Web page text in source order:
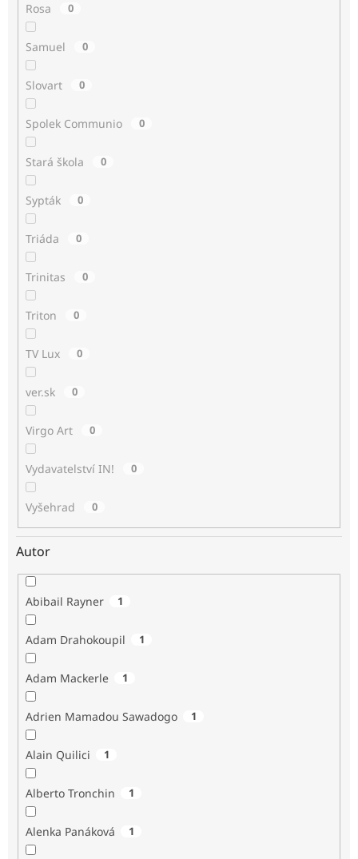
Rosa 0
Samuel 0
Slovart 0
Spolek Communio 0
Stará škola 0
Sypták 0
Triáda 0
Trinitas 0
Triton 0
TV Lux 0
ver.sk 0
Virgo Art 0
Vydavatelství IN! 0
Vyšehrad 0
Autor
Abibail Rayner 1
Adam Drahokoupil 1
Adam Mackerle 1
Adrien Mamadou Sawadogo 1
Alain Quilici 1
Alberto Tronchin 1
Alenka Panáková 1